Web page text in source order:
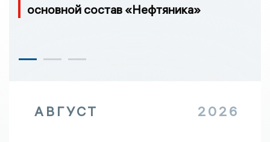
основной состав «Нефтяника»
АВГУСТ 2026